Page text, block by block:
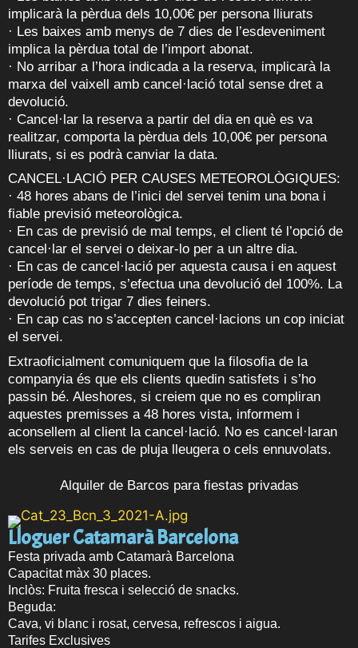
implicarà la pèrdua dels 10,00€ per persona lliurats
· Les baixes amb menys de 7 dies de l’esdeveniment
implica la pèrdua total de l’import abonat.
· No arribar a l’hora indicada a la reserva, implicarà la
marxa del vaixell amb cancel·lació total sense dret a
devolució.
· Cancel·lar la reserva a partir del dia en què es va
realitzar, comporta la pèrdua dels 10,00€ per persona
lliurats, si es podrà canviar la data.
CANCEL·LACIÓ PER CAUSES METEOROLÒGIQUES:
· 48 hores abans de l’inici del servei tenim una bona i
fiable previsió meteorològica.
· En cas de previsió de mal temps, el client té l’opció de
cancel·lar el servei o deixar-lo per a un altre dia.
· En cas de cancel·lació per aquesta causa i en aquest
període de temps, s’efectua una devolució del 100%. La
devolució pot trigar 7 dies feiners.
· En cap cas no s’accepten cancel·lacions un cop iniciat
el servei.
Extraoficialment comuniquem que la filosofia de la
companyia és que els clients quedin satisfets i s’ho
passin bé. Aleshores, si creiem que no es compliran
aquestes premisses a 48 hores vista, informem i
aconsellem al client la cancel·lació. No es cancel·laran
els serveis en cas de pluja lleugera o cels ennuvolats.
Alquiler de Barcos para fiestas privadas
Lloguer Catamarà Barcelona
Festa privada amb Catamarà Barcelona
Capacitat màx 30 places.
Inclòs: Fruita fresca i selecció de snacks.
Beguda:
Cava, vi blanc i rosat, cervesa, refrescos i aigua.
Tarifes Exclusives